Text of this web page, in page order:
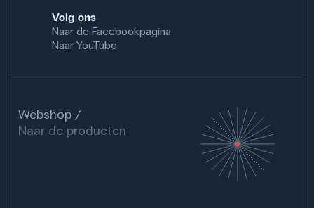
Volg ons
Naar de Facebookpagina
Naar YouTube
Webshop
Naar de producten